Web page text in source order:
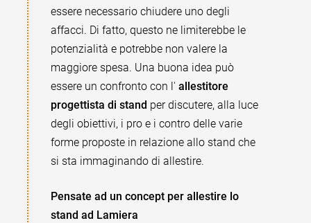
essere necessario chiudere uno degli
affacci. Di fatto, questo ne limiterebbe le
potenzialità e potrebbe non valere la
maggiore spesa. Una buona idea può
essere un confronto con l'allestitore
progettista di stand per discutere, alla luce
degli obiettivi, i pro e i contro delle varie
forme proposte in relazione allo stand che
si sta immaginando di allestire.
Pensate ad un concept per allestire lo
stand ad Lamiera